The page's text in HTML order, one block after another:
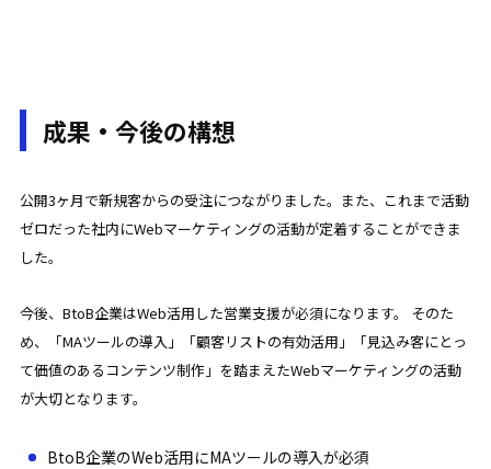
成果・今後の構想
公開3ヶ月で新規客からの受注につながりました。また、これまで活動
ゼロだった社内にWebマーケティングの活動が定着することができま
した。
今後、BtoB企業はWeb活用した営業支援が必須になります。 そのた
め、「MAツールの導入」「顧客リストの有効活用」「見込み客にとっ
て価値のあるコンテンツ制作」を踏まえたWebマーケティングの活動
が大切となります。
BtoB企業のWeb活用にMAツールの導入が必須